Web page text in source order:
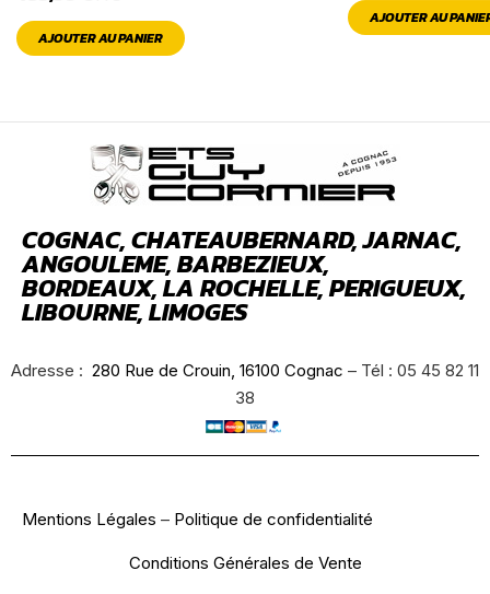
AJOUTER AU PANIER
AJOUTER AU
COGNAC, CHATEAUBERNARD, JARNAC,
ANGOULEME, BARBEZIEUX,
BORDEAUX, LA ROCHELLE, PERIGUEUX,
LIBOURNE, LIMOGES
Adresse : 280 Rue de Crouin, 16100 Cognac – Tél : 05 45 82 11
38
Mentions Légales – Politique de confidentialité
Conditions Générales de Vente